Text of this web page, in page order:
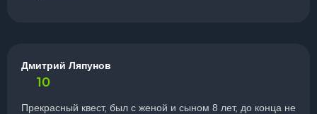
Дмитрий Ляпунов
10
Прекрасный квест, был с женой и сыном 8 лет, до конца не